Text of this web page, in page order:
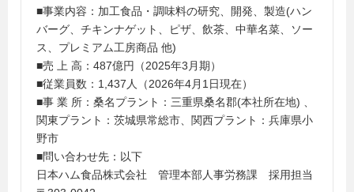
■事業内容：加工食品・調味料の研究、開発、製造(ハン
バーグ、チキンナゲット、ピザ、飲茶、中華名菜、ソー
ス、プレミアム工房商品 他)
■売 上 高：487億円（2025年3月期）
■従業員数：1,437人（2026年4月1日現在）
■事 業 所：桑名プラント：三重県桑名郡(本社所在地) 、
関東プラント：茨城県常総市、関西プラント：兵庫県小
野市
■問い合わせ先：以下
日本ハム食品株式会社 管理本部人事労務課 採用担当